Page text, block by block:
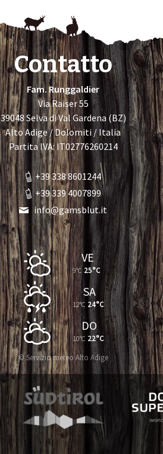
Contatto
Fam. Runggaldier
Via Raiser 55
39048 Selva di Val Gardena (BZ)
Alto Adige / Dolomiti / Italia
Partita IVA: IT02776260214
+39 338 8601244
+39 339 4007899
info@gamsblut.it
VE
9°C 25°C
SA
12°C 24°C
DO
10°C 22°C
© Servizio meteo Alto Adige